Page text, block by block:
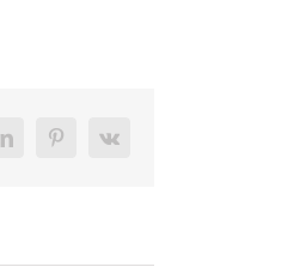
LinkedInPinterest
Vk